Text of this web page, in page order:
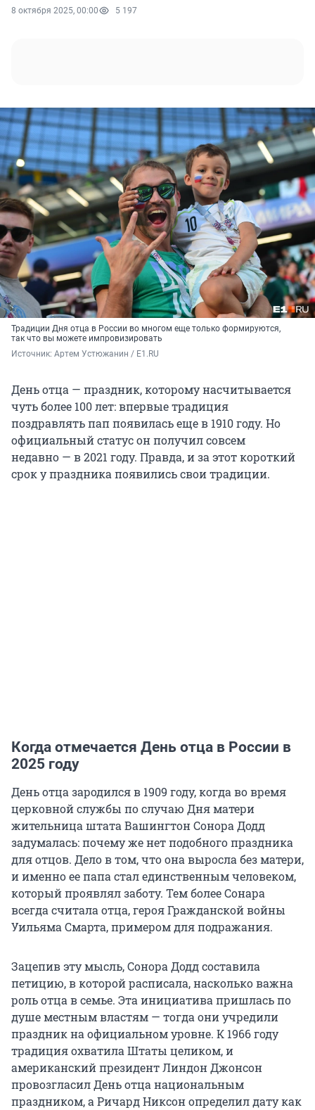
8 октября 2025, 00:00 5 197
Традиции Дня отца в России во многом еще только формируются,
так что вы можете импровизировать
Источник: Артем Устюжанин / E1.RU
День отца — праздник, которому насчитывается
чуть более 100 лет: впервые традиция
поздравлять пап появилась еще в 1910 году. Но
официальный статус он получил совсем
недавно — в 2021 году. Правда, и за этот короткий
срок у праздника появились свои традиции.
Когда отмечается День отца в России в
2025 году
День отца зародился в 1909 году, когда во время
церковной службы по случаю Дня матери
жительница штата Вашингтон Сонора Додд
задумалась: почему же нет подобного праздника
для отцов. Дело в том, что она выросла без матери,
и именно ее папа стал единственным человеком,
который проявлял заботу. Тем более Сонара
всегда считала отца, героя Гражданской войны
Уильяма Смарта, примером для подражания.
Зацепив эту мысль, Сонора Додд составила
петицию, в которой расписала, насколько важна
роль отца в семье. Эта инициатива пришлась по
душе местным властям — тогда они учредили
праздник на официальном уровне. К 1966 году
традиция охватила Штаты целиком, и
американский президент Линдон Джонсон
провозгласил День отца национальным
праздником, а Ричард Никсон определил дату как